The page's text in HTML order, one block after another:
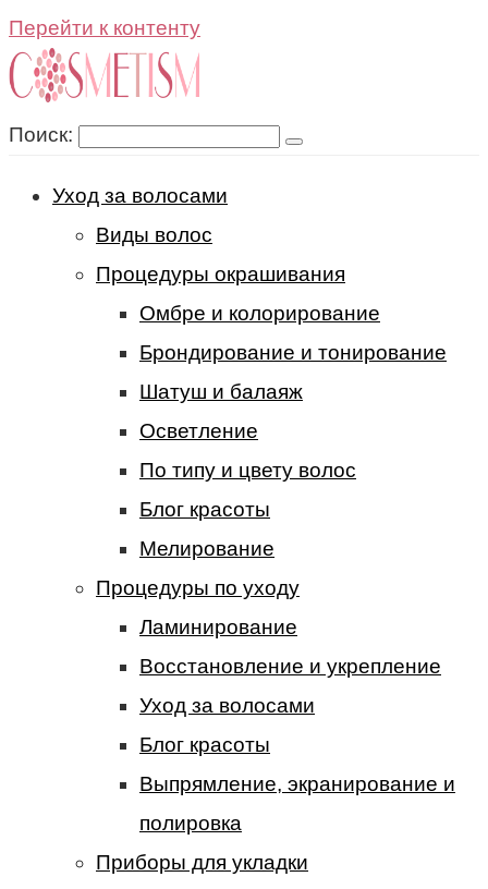
Перейти к контенту
Поиск:
Уход за волосами
Виды волос
Процедуры окрашивания
Омбре и колорирование
Брондирование и тонирование
Шатуш и балаяж
Осветление
По типу и цвету волос
Блог красоты
Мелирование
Процедуры по уходу
Ламинирование
Восстановление и укрепление
Уход за волосами
Блог красоты
Выпрямление, экранирование и
полировка
Приборы для укладки